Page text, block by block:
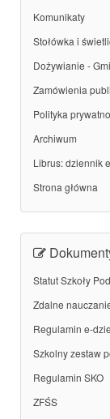
Komunikaty
Stołówka i
Dożywianie -
Zamówienia
Polityka
Archiwum
Librus: dziennik
Strona główna
Statut Szkoły
Zdalne
Regulamin e-
Szkolny zestaw
Regulamin SKO
ZFŚS